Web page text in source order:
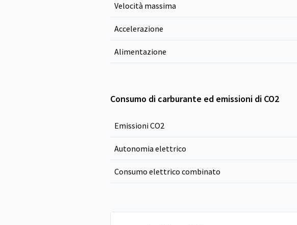
Velocità massima
Accelerazione
Alimentazione
Consumo di carburante ed emissioni di CO2
Emissioni CO2
Autonomia elettrico
Consumo elettrico combinato